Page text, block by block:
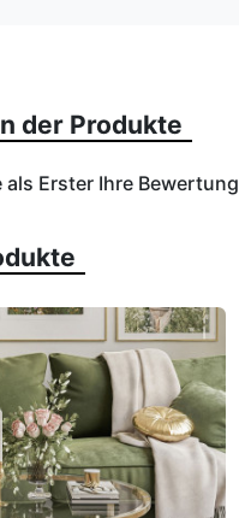
der Produkte
als Erster Ihre Bewertung